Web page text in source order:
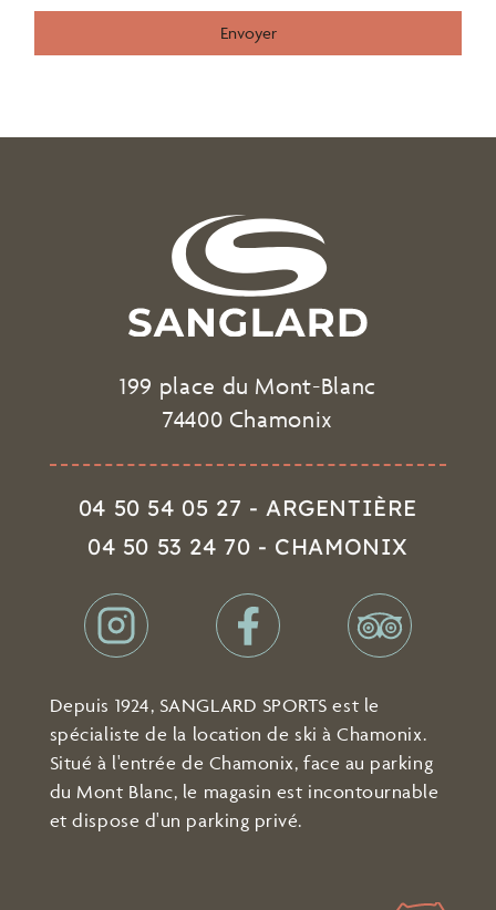
Envoyer
199 place du Mont-Blanc
74400 Chamonix
04 50 54 05 27 - ARGENTIÈRE
04 50 53 24 70 - CHAMONIX
Depuis 1924, SANGLARD SPORTS est le
spécialiste de la location de ski à Chamonix.
Situé à l'entrée de Chamonix, face au parking
du Mont Blanc, le magasin est incontournable
et dispose d'un parking privé.